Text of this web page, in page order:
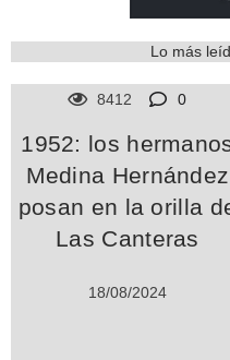
Lo más
8412 0
1952: los
Medina Hernández
posan en la orilla
Las Canteras
18/08/2024